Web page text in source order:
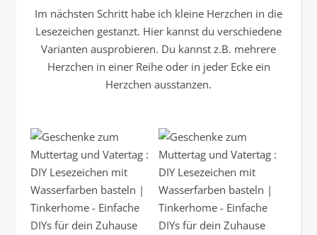
Im nächsten Schritt habe ich kleine Herzchen in die
Lesezeichen gestanzt. Hier kannst du verschiedene
Varianten ausprobieren. Du kannst z.B. mehrere
Herzchen in einer Reihe oder in jeder Ecke ein
Herzchen ausstanzen.